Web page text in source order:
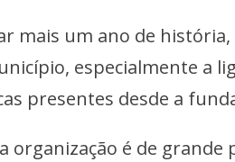
mais um ano de
especialmente a
presentes desde a
organização é de